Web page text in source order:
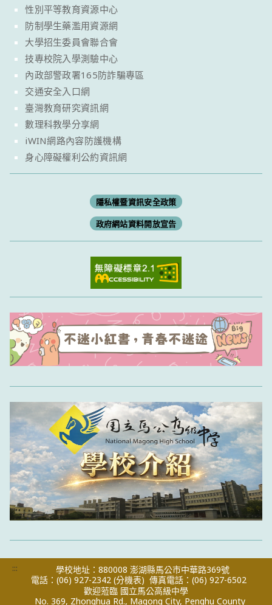
性別平等教育資源中心
防制學生藥濫用資源網
大學招生委員會聯合會
技專校院入學測驗中心
內政部警政署165防詐騙專區
交通安全入口網
臺灣教育研究資訊網
數理科教學分享網
iWIN網路內容防護機構
身心障礙權利公約資訊網
隱私權暨資訊安全政策
政府網站資料開放宣告
:::
學校地址：880008 澎湖縣馬公市中華路369號
電話：(06) 927-2342 (分機表) 傳真電話：(06) 927-6502
歡迎蒞臨 國立馬公高級中學
No. 369, Zhonghua Rd., Magong City, Penghu County